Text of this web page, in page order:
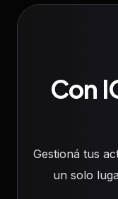
Con
Gestioná tus
un solo